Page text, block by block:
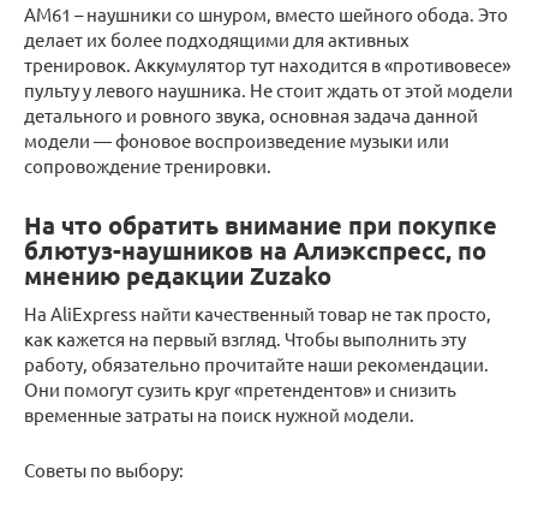
AM61 – наушники со шнуром, вместо шейного обода. Это
делает их более подходящими для активных
тренировок. Аккумулятор тут находится в «противовесе»
пульту у левого наушника. Не стоит ждать от этой модели
детального и ровного звука, основная задача данной
модели — фоновое воспроизведение музыки или
сопровождение тренировки.
На что обратить внимание при покупке
блютуз-наушников на Алиэкспресс, по
мнению редакции Zuzako
На AliExpress найти качественный товар не так просто,
как кажется на первый взгляд. Чтобы выполнить эту
работу, обязательно прочитайте наши рекомендации.
Они помогут сузить круг «претендентов» и снизить
временные затраты на поиск нужной модели.
Советы по выбору: